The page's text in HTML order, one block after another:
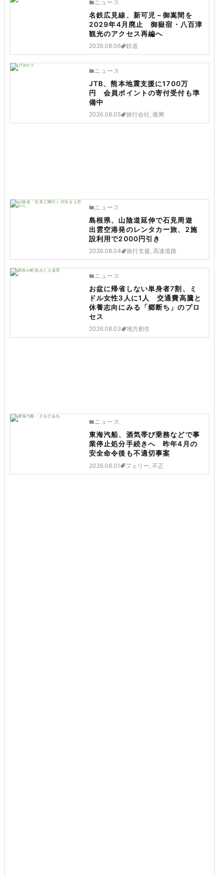
ニュース
名鉄広見線、新可児－御嵩間を
2029年4月廃止 御嶽宿・八百津
観光のアクセス再編へ
2026.08.06 鉄道
ニュース
JTB、熊本地震支援に1700万
円 会員ポイントの寄付受付も準
備中
2026.08.05 旅行会社, 復興
ニュース
島根県、山陰道延伸で石見周遊
出雲空港発のレンタカー旅、2施
設利用で2000円引き
2026.08.04 旅行支援, 高速道路
ニュース
お盆に帰省しない単身者7割、ミ
ドル女性3人に1人 交通費高騰と
休養志向にみる「郷断ち」のプロ
セス
2026.08.03 地方創生
ニュース
東海汽船、酒気帯び乗務などで事
業停止処分手続きへ 昨年4月の
安全命令後も不適切事案
2026.08.01 フェリー, 不正